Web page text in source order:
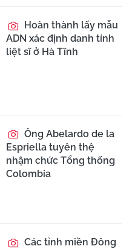
Hoàn thành lấy mẫu
ADN xác định danh tính
liệt sĩ ở Hà Tĩnh
Ông Abelardo de la
Espriella tuyên thệ
nhậm chức Tổng thống
Colombia
Các tỉnh miền Đông